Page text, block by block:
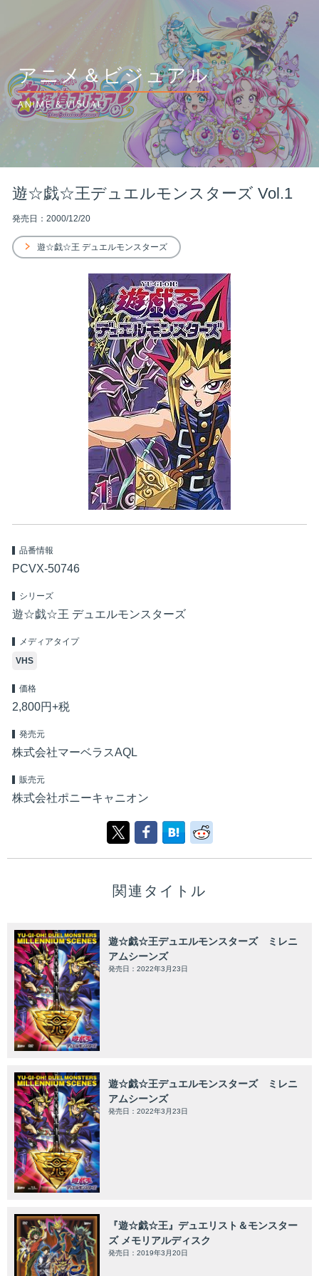
アニメ＆ビジュアル
ANIME & VISUAL
遊☆戯☆王デュエルモンスターズ Vol.1
発売日：2000/12/20
遊☆戯☆王 デュエルモンスターズ
品番情報
PCVX-50746
シリーズ
遊☆戯☆王 デュエルモンスターズ
メディアタイプ
VHS
価格
2,800円+税
発売元
株式会社マーベラスAQL
販売元
株式会社ポニーキャニオン
関連タイトル
遊☆戯☆王デュエルモンスターズ ミレニ
アムシーンズ
発売日：2022年3月23日
遊☆戯☆王デュエルモンスターズ ミレニ
アムシーンズ
発売日：2022年3月23日
『遊☆戯☆王』デュエリスト＆モンスター
ズ メモリアルディスク
発売日：2019年3月20日